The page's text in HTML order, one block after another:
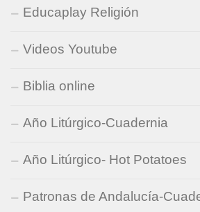
Educaplay Religión
Videos Youtube
Biblia online
Año Litúrgico-Cuadernia
Año Litúrgico- Hot Potatoes
Patronas de Andalucía-